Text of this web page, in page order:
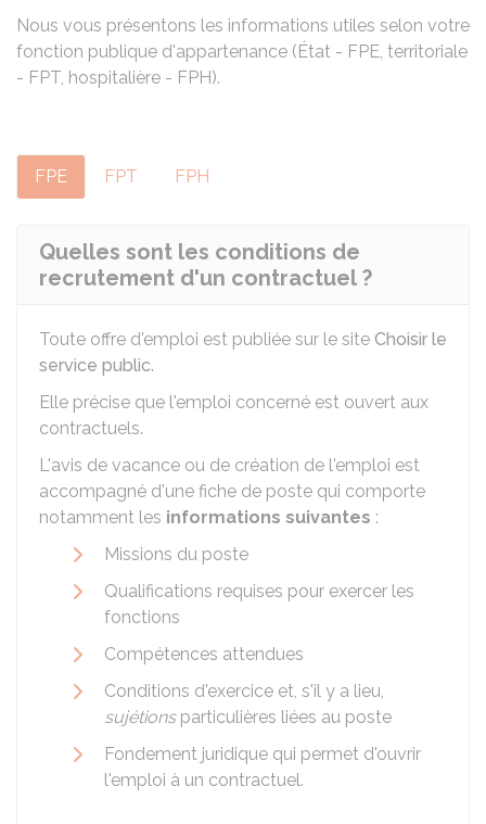
Nous vous présentons les informations utiles selon votre
fonction publique d'appartenance (État - FPE, territoriale
- FPT, hospitalière - FPH).
FPE FPT FPH
Quelles sont les conditions de
recrutement d'un contractuel ?
Toute offre d'emploi est publiée sur le site Choisir le
service public.
Elle précise que l'emploi concerné est ouvert aux
contractuels.
L'avis de vacance ou de création de l'emploi est
accompagné d'une fiche de poste qui comporte
notamment les informations suivantes :
Missions du poste
Qualifications requises pour exercer les
fonctions
Compétences attendues
Conditions d'exercice et, s'il y a lieu,
sujétionsparticulières liées au poste
Fondement juridique qui permet d'ouvrir
l'emploi à un contractuel.